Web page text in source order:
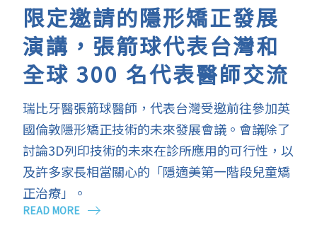
限定邀請的隱形矯正發展
演講，張箭球代表台灣和
全球 300 名代表醫師交流
瑞比牙醫張箭球醫師，代表台灣受邀前往參加英
國倫敦隱形矯正技術的未來發展會議。會議除了
討論3D列印技術的未來在診所應用的可行性，以
及許多家長相當關心的「隱適美第一階段兒童矯
正治療」。
READ MORE